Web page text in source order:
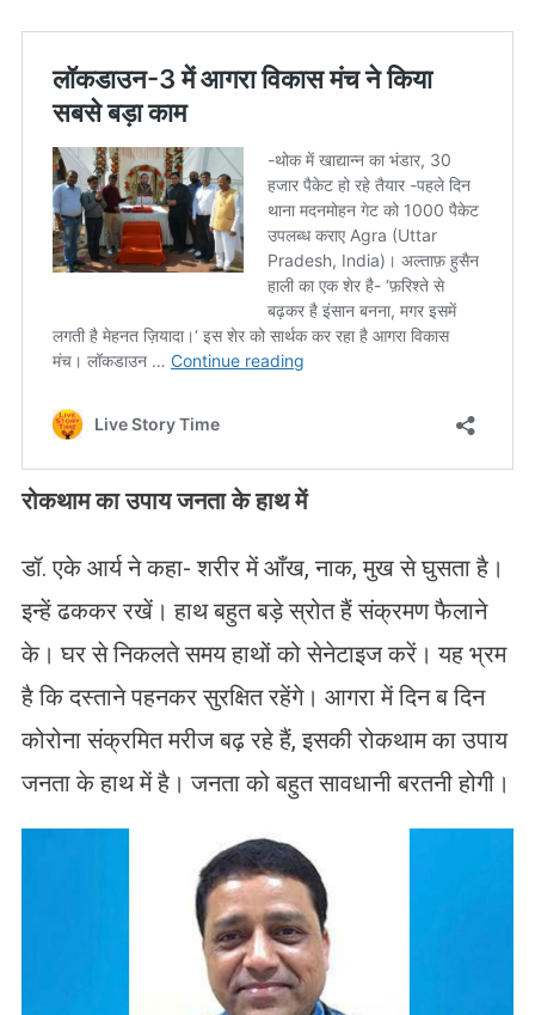
रोकथाम का उपाय जनता के हाथ में
डॉ. एके आर्य ने कहा- शरीर में आँख, नाक, मुख से घुसता है।
इन्हें ढककर रखें। हाथ बहुत बड़े स्रोत हैं संक्रमण फैलाने
के। घर से निकलते समय हाथों को सेनेटाइज करें। यह भ्रम
है कि दस्ताने पहनकर सुरक्षित रहेंगे। आगरा में दिन ब दिन
कोरोना संक्रमित मरीज बढ़ रहे हैं, इसकी रोकथाम का उपाय
जनता के हाथ में है। जनता को बहुत सावधानी बरतनी होगी।